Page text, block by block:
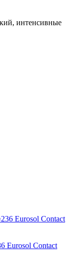
интенсивные
Eurosol Contact